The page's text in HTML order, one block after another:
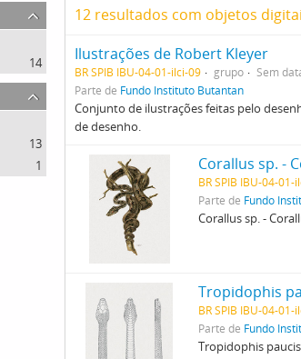
14
13
1
12 resultados com objetos
Ilustrações de Robert Kleyer
BR SPIB IBU-04-01-ilci-09 grupo
Sem
Parte de Fundo Instituto Butantan
Conjunto de ilustrações feitas pelo
de desenho.
Corallus sp. -
BR SPIB IBU-04-01-
Parte de Fundo
Corallus sp. -
Tropidophis
BR SPIB IBU-04-
Parte de Fundo
Tropidophis